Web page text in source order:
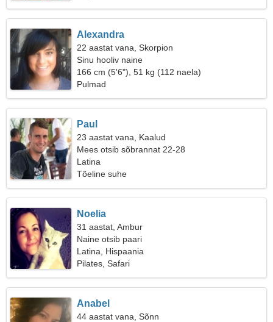
Alexandra
22 aastat vana, Skorpion
Sinu hooliv naine
166 cm (5'6"), 51 kg (112 naela)
Pulmad
Paul
23 aastat vana, Kaalud
Mees otsib sõbrannat 22-28
Latina
Tõeline suhe
Noelia
31 aastat, Ambur
Naine otsib paari
Latina, Hispaania
Pilates, Safari
Anabel
44 aastat vana, Sõnn